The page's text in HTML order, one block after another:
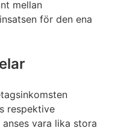
mellan
för den ena
respektive
vara lika stora